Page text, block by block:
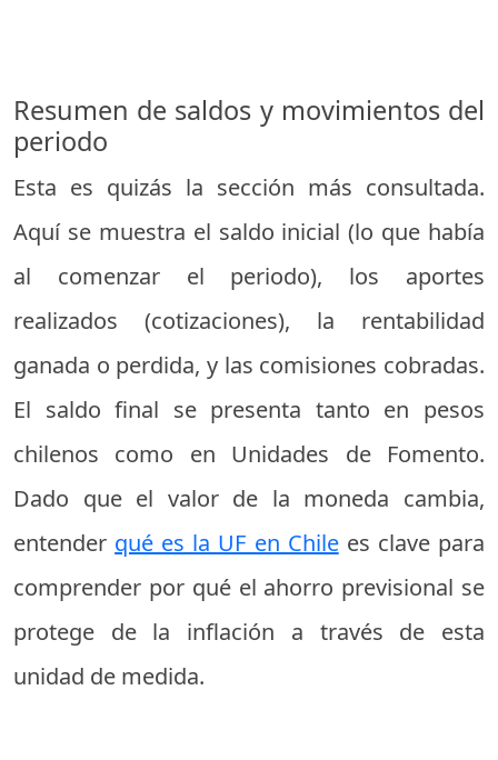
Resumen de saldos y movimientos del
periodo
Esta es quizás la sección más consultada.
Aquí se muestra el saldo inicial (lo que había
al comenzar el periodo), los aportes
realizados (cotizaciones), la rentabilidad
ganada o perdida, y las comisiones cobradas.
El saldo final se presenta tanto en pesos
chilenos como en Unidades de Fomento.
Dado que el valor de la moneda cambia,
entender qué es la UF en Chilees clave para
comprender por qué el ahorro previsional se
protege de la inflación a través de esta
unidad de medida.